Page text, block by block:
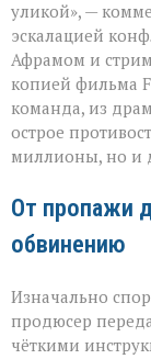
уликой», —
эскалацией
Афрамом и
копией фильма
команда, из
острое
миллионы, но и
От пропажи
обвинению
Изначально
продюсер
чёткими